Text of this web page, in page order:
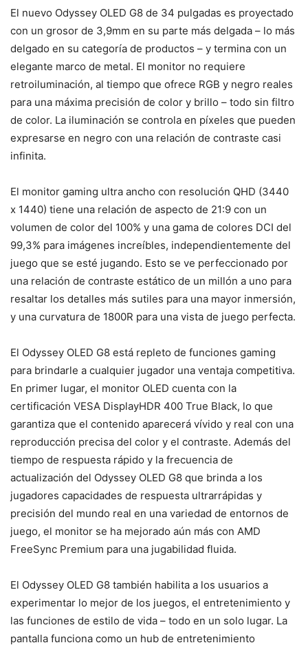
El nuevo Odyssey OLED G8 de 34 pulgadas es proyectado
con un grosor de 3,9mm en su parte más delgada – lo más
delgado en su categoría de productos – y termina con un
elegante marco de metal. El monitor no requiere
retroiluminación, al tiempo que ofrece RGB y negro reales
para una máxima precisión de color y brillo – todo sin filtro
de color. La iluminación se controla en píxeles que pueden
expresarse en negro con una relación de contraste casi
infinita.
El monitor gaming ultra ancho con resolución QHD (3440
x 1440) tiene una relación de aspecto de 21:9 con un
volumen de color del 100% y una gama de colores DCI del
99,3% para imágenes increíbles, independientemente del
juego que se esté jugando. Esto se ve perfeccionado por
una relación de contraste estático de un millón a uno para
resaltar los detalles más sutiles para una mayor inmersión,
y una curvatura de 1800R para una vista de juego perfecta.
El Odyssey OLED G8 está repleto de funciones gaming
para brindarle a cualquier jugador una ventaja competitiva.
En primer lugar, el monitor OLED cuenta con la
certificación VESA DisplayHDR 400 True Black, lo que
garantiza que el contenido aparecerá vívido y real con una
reproducción precisa del color y el contraste. Además del
tiempo de respuesta rápido y la frecuencia de
actualización del Odyssey OLED G8 que brinda a los
jugadores capacidades de respuesta ultrarrápidas y
precisión del mundo real en una variedad de entornos de
juego, el monitor se ha mejorado aún más con AMD
FreeSync Premium para una jugabilidad fluida.
El Odyssey OLED G8 también habilita a los usuarios a
experimentar lo mejor de los juegos, el entretenimiento y
las funciones de estilo de vida – todo en un solo lugar. La
pantalla funciona como un hub de entretenimiento